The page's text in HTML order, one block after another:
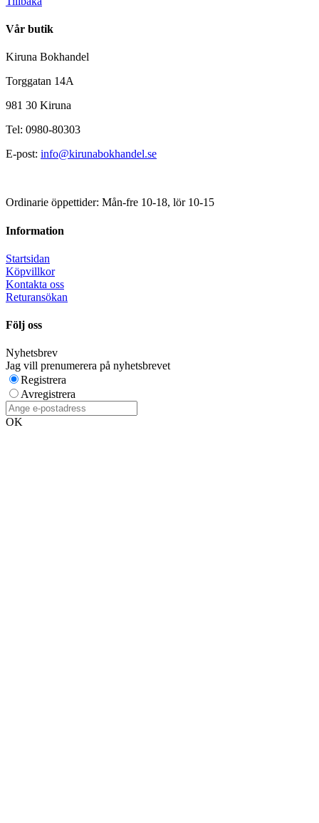
Vår butik
Kiruna Bokhandel
Torggatan 14A
981 30 Kiruna
Tel: 0980-80303
E-post: info@kirunabokhandel.se
Ordinarie öppettider: Mån-fre 10-18, lör 10-15
Information
Startsidan
Köpvillkor
Kontakta oss
Returansökan
Följ oss
Nyhetsbrev
Jag vill prenumerera på nyhetsbrevet
Registrera
Avregistrera
OK